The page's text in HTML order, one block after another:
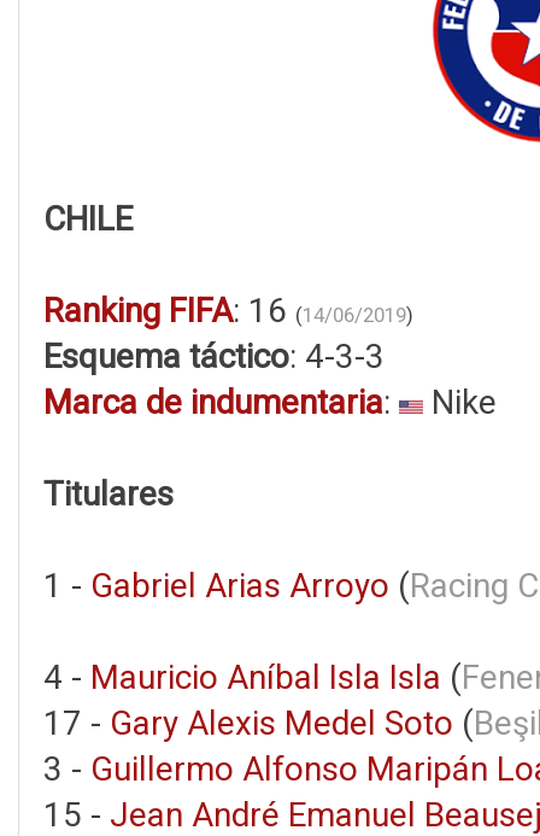
CHILE
Ranking FIFA: 16 (14/06/2019)
Esquema táctico: 4-3-3
Marca de indumentaria: Nike
Titulares
1 - Gabriel Arias Arroyo (Racing
4 - Mauricio Aníbal Isla Isla (
17 - Gary Alexis Medel Soto (
3 - Guillermo Alfonso Maripán
15 - Jean André Emanuel